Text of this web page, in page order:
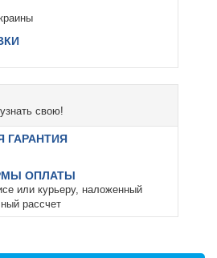
свою!
ГАРАНТИЯ
ОПЛАТЫ
или курьеру, наложенный
рассчет